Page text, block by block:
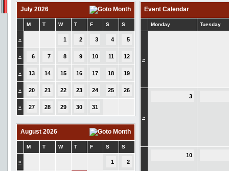
July 2026
M T W T F S S
» 1 2 3 4 5
» 6 7 8 9 10 11 12
» 13 14 15 16 17 18 19
» 20 21 22 23 24 25 26
» 27 28 29 30 31
August 2026
M T W T F S S
» 1 2
Event Calendar
Monday Tuesday
»
»
3
10